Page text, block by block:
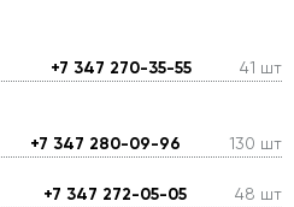
+7 347 270-35-55 41 шт
+7 347 280-09-96 130 шт
+7 347 272-05-05 48 шт